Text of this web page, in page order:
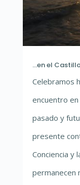
…en el
Celebramos
encuentro
pasado y
presente
Conciencia y
permanecen